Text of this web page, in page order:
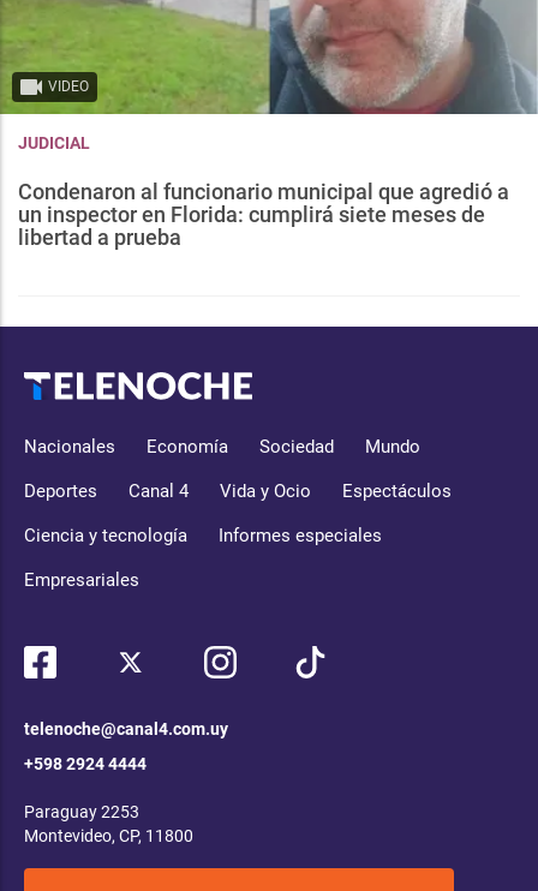
VIDEO
JUDICIAL
Condenaron al funcionario municipal que agredió a
un inspector en Florida: cumplirá siete meses de
libertad a prueba
Nacionales Economía Sociedad Mundo
Deportes Canal 4 Vida y Ocio Espectáculos
Ciencia y tecnología Informes especiales
Empresariales
telenoche@canal4.com.uy
+598 2924 4444
Paraguay 2253
Montevideo, CP, 11800